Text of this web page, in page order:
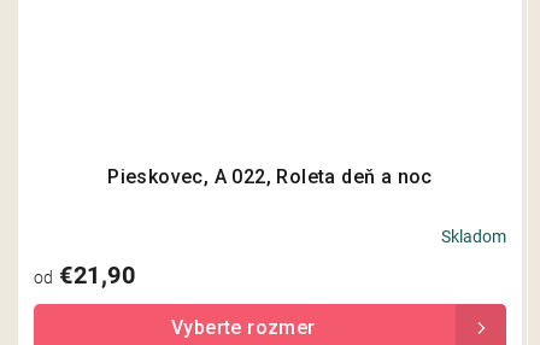
Pieskovec, A 022, Roleta deň a noc
hodnotenie
produktu
je
Skladom
od €21,90